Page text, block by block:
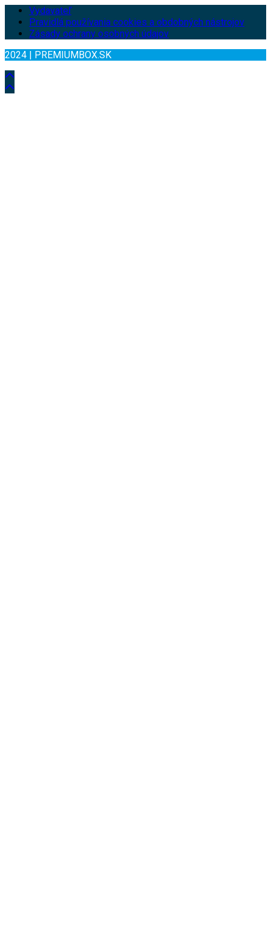
Vydavateľ
Pravidlá používania cookies a obdobných nástrojov
Zásady ochrany osobných údajov
2024 | PREMIUMBOX.SK